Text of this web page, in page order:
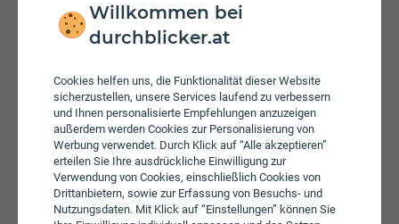
Willkommen bei
durchblicker.at
Cookies helfen uns, die Funktionalität dieser Website
sicherzustellen, unsere Services laufend zu verbessern
und Ihnen personalisierte Empfehlungen anzuzeigen
außerdem werden Cookies zur Personalisierung von
Werbung verwendet. Durch Klick auf “Alle akzeptieren”
erteilen Sie Ihre ausdrückliche Einwilligung zur
Verwendung von Cookies, einschließlich Cookies von
Drittanbietern, sowie zur Erfassung von Besuchs- und
Nutzungsdaten. Mit Klick auf “Einstellungen” können Sie
NFC
Gerät
Akku
3000 mAh
Speicherkarte
max. 256 GB
Betriebssystem
Android 7.1 Nougat
Prozessor
Octa-Core